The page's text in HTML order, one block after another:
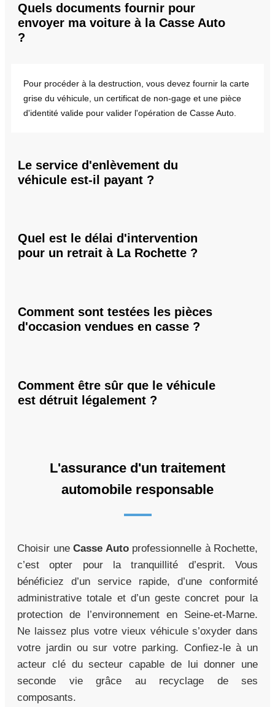
Quels documents fournir pour
envoyer ma voiture à la Casse Auto
?
Pour procéder à la destruction, vous devez fournir la carte
grise du véhicule, un certificat de non-gage et une pièce
d'identité valide pour valider l'opération de Casse Auto.
Le service d'enlèvement du
véhicule est-il payant ?
Quel est le délai d'intervention
pour un retrait à La Rochette ?
Comment sont testées les pièces
d'occasion vendues en casse ?
Comment être sûr que le véhicule
est détruit légalement ?
L'assurance d'un traitement
automobile responsable
Choisir une Casse Autoprofessionnelle à Rochette,
c’est opter pour la tranquillité d’esprit. Vous
bénéficiez d’un service rapide, d’une conformité
administrative totale et d’un geste concret pour la
protection de l’environnement en Seine-et-Marne.
Ne laissez plus votre vieux véhicule s’oxyder dans
votre jardin ou sur votre parking. Confiez-le à un
acteur clé du secteur capable de lui donner une
seconde vie grâce au recyclage de ses
composants.